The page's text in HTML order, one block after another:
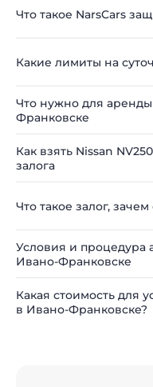
Что такое NarsCars
Какие лимиты на
Что нужно для
Франковске
Как взять Nissan
залога
Что такое залог, зачем
Условия и процедура
Ивано-Франковске
Какая стоимость для
в Ивано-Франковске?